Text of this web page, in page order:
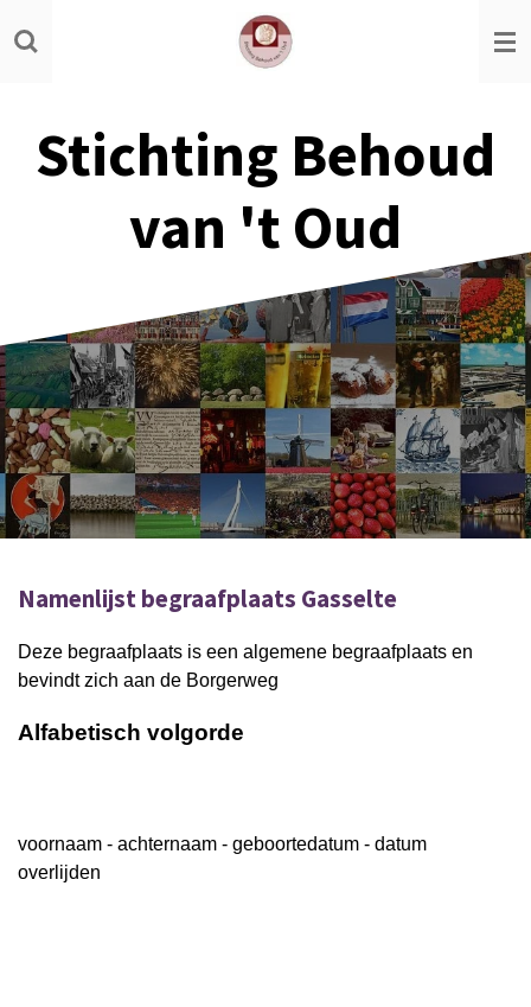
Ga
direct
hoofdinhoud
Stichting Behoud
van 't Oud
Namenlijst begraafplaats Gasselte
Deze begraafplaats is een algemene begraafplaats en
bevindt zich aan de Borgerweg
Alfabetisch volgorde
voornaam - achternaam - geboortedatum - datum
overlijden